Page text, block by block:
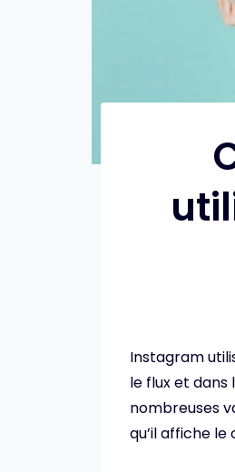
Instagram
le flux et
nombreuses
qu’il affiche